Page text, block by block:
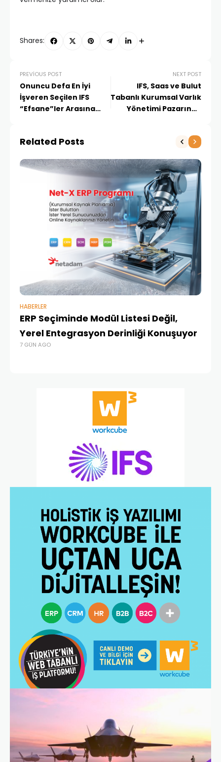
Shares:
PREVIOUS POST
Onuncu Defa En İyi
İşveren Seçilen IFS
“Efsane”ler Arasına
NEXT POST
IFS, Saas ve Bulut
Tabanlı Kurumsal Varlık
Yönetimi Pazarında
Related Posts
HABERLER
ERP Seçiminde Modül Listesi Değil,
Yerel Entegrasyon Derinliği Konuşuyor
7 GÜN AGO